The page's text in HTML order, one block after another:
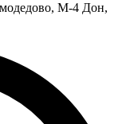
М-4 Дон,